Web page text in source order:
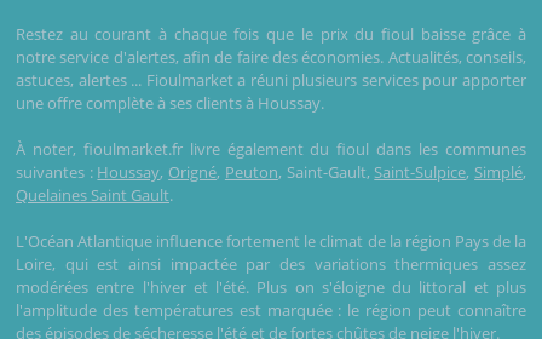
Restez au courant à chaque fois que le prix du fioul baisse grâce à
notre service d'alertes, afin de faire des économies. Actualités, conseils,
astuces, alertes ... Fioulmarket a réuni plusieurs services pour apporter
une offre complète à ses clients à Houssay.
À noter, fioulmarket.fr livre également du fioul dans les communes
suivantes : Houssay, Origné, Peuton, Saint-Gault, Saint-Sulpice, Simplé,
Quelaines Saint Gault.
L'Océan Atlantique influence fortement le climat de la région Pays de la
Loire, qui est ainsi impactée par des variations thermiques assez
modérées entre l'hiver et l'été. Plus on s'éloigne du littoral et plus
l'amplitude des températures est marquée : le région peut connaître
des épisodes de sécheresse l'été et de fortes chûtes de neige l'hiver.